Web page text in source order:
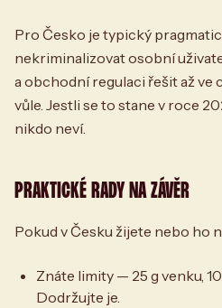
Pro Česko je typický
nekriminalizovat osobní
a obchodní regulaci řešit až ve
vůle. Jestli se to stane v roce
nikdo neví.
PRAKTICKÉ RADY NA ZÁVĚR
Pokud v Česku žijete nebo ho
Znáte limity — 25 g venku,
Dodržujte je.